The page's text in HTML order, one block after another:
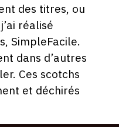
des titres, ou
réalisé
SimpleFacile.
dans d’autres
Ces scotchs
et déchirés